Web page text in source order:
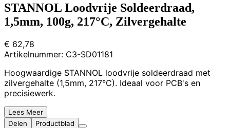
STANNOL Loodvrije Soldeerdraad,
1,5mm, 100g, 217°C, Zilvergehalte
€ 62,78
Artikelnummer: C3-SD01181
Hoogwaardige STANNOL loodvrije soldeerdraad met
zilvergehalte (1,5mm, 217°C). Ideaal voor PCB's en
precisiewerk.
Lees Meer
Delen
Productblad